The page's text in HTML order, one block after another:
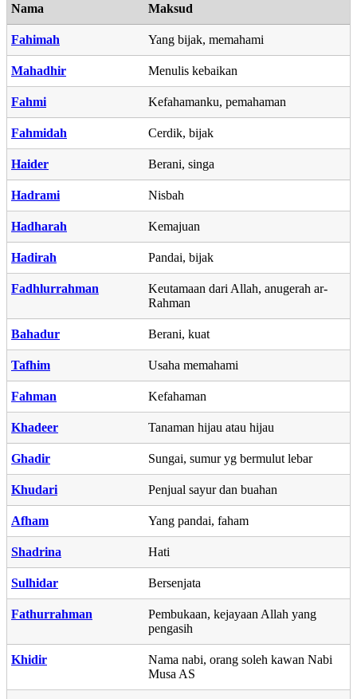
Nama Maksud
Fahimah Yang bijak, memahami
Mahadhir Menulis kebaikan
Fahmi Kefahamanku, pemahaman
Fahmidah Cerdik, bijak
Haider Berani, singa
Hadrami Nisbah
Hadharah Kemajuan
Hadirah Pandai, bijak
Fadhlurrahman
Keutamaan dari Allah, anugerah ar-
Rahman
Bahadur Berani, kuat
Tafhim Usaha memahami
Fahman Kefahaman
Khadeer Tanaman hijau atau hijau
Ghadir Sungai, sumur yg bermulut lebar
Khudari Penjual sayur dan buahan
Afham Yang pandai, faham
Shadrina Hati
Sulhidar Bersenjata
Fathurrahman
Pembukaan, kejayaan Allah yang
pengasih
Khidir
Nama nabi, orang soleh kawan Nabi
Musa AS